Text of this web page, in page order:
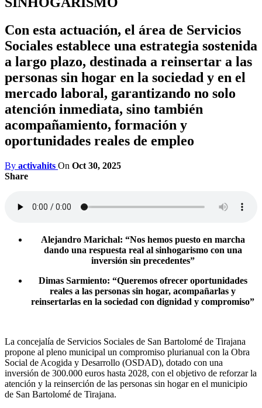
Con esta actuación, el área de Servicios
Sociales establece una estrategia sostenida
a largo plazo, destinada a reinsertar a las
personas sin hogar en la sociedad y en el
mercado laboral, garantizando no solo
atención inmediata, sino también
acompañamiento, formación y
oportunidades reales de empleo
By activahits On Oct 30, 2025
Share
Alejandro Marichal: “Nos hemos puesto en marcha
dando una respuesta real al sinhogarismo con una
inversión sin precedentes”
Dimas Sarmiento: “Queremos ofrecer oportunidades
reales a las personas sin hogar, acompañarlas y
reinsertarlas en la sociedad con dignidad y compromiso”
La concejalía de Servicios Sociales de San Bartolomé de Tirajana
propone al pleno municipal un compromiso plurianual con la Obra
Social de Acogida y Desarrollo (OSDAD), dotado con una
inversión de 300.000 euros hasta 2028, con el objetivo de reforzar la
atención y la reinserción de las personas sin hogar en el municipio
de San Bartolomé de Tirajana.